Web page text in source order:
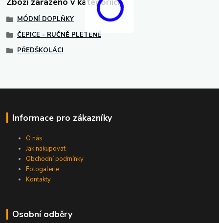
MÓDNÍ DOPLŇKY
ČEPICE - RUČNĚ PLETENÉ
PŘEDŠKOLÁCI
Informace pro zákazníky
O nás
Jak nakupovat
Obchodní podmínky
Fotogalerie
Kontakty
Osobní odběry